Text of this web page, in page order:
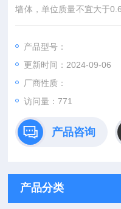
墙体，单位质量不宜大于
闭爆炸压力而能瞬间解除临
产品型号：
更新时间：2024-09-06
厂商性质：
访问量：771
产品咨询
产品分类